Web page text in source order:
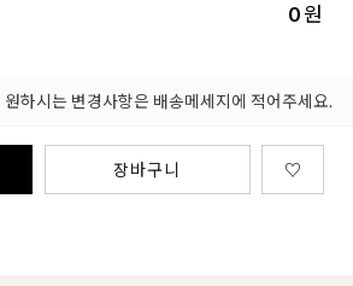
0원
하시는 변경사항은 배송메세지에 적어주세요.
장바구니 ♡